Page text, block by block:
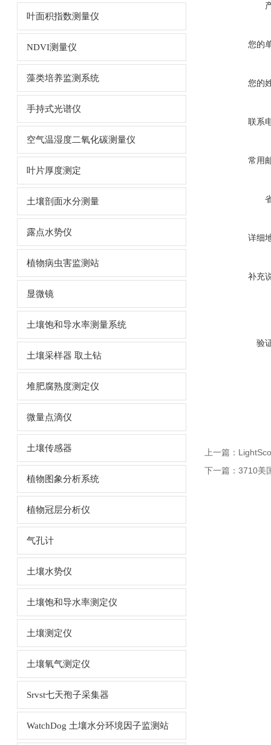
叶面积指数测量仪
NDVI测量仪
藻类培养监测系统
手持式光谱仪
空气温湿度二氧化碳测量仪
叶片厚度测定
土壤剖面水分测量
露点水势仪
植物病虫害监测站
显微镜
土壤饱和导水率测量系统
土壤采样器 取土钻
堆肥腐熟度测定仪
微量点滴仪
土壤传感器
植物图象分析系统
植物冠层分析仪
气孔计
土壤水势仪
土壤饱和导水率测定仪
土壤测定仪
土壤氧气测定仪
Srvst七天孢子采集器
WatchDog 土壤水分环境因子监测站
您的
您的
联系
常用
详细
补充
验
上一篇：
下一篇： 3710美